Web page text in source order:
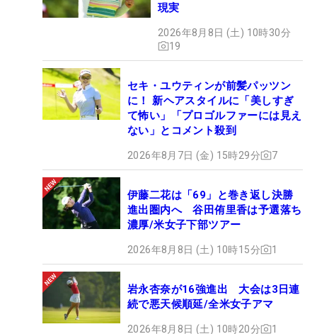
現実
2026年8月8日 (土) 10時30分
19
セキ・ユウティンが前髪パッツン
に！ 新ヘアスタイルに「美しすぎ
て怖い」「プロゴルファーには見え
ない」とコメント殺到
2026年8月7日 (金) 15時29分 7
伊藤二花は「69」と巻き返し決勝
進出圏内へ 谷田侑里香は予選落ち
濃厚/米女子下部ツアー
2026年8月8日 (土) 10時15分 1
岩永杏奈が16強進出 大会は3日連
続で悪天候順延/全米女子アマ
2026年8月8日 (土) 10時20分 1